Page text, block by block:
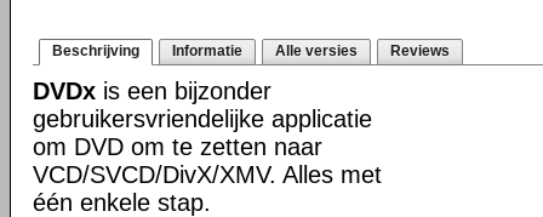
Beschrijving Informatie Alle versies Reviews
DVDx is een bijzonder
gebruikersvriendelijke applicatie
om DVD om te zetten naar
VCD/SVCD/DivX/XMV. Alles met
één enkele stap.